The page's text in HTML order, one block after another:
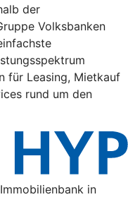
der
Volksbanken
für Leasing, Mietkauf
rund um den
in